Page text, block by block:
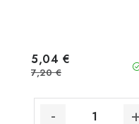
5,04 €
7,20 €